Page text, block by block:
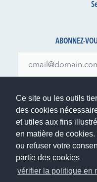
Ce site ou les outils
des cookies
et utiles aux fins
en matière de
ou refuser votre
partie des cookies
vérifier la politique en
ABONNEZ-
© 1999-2026